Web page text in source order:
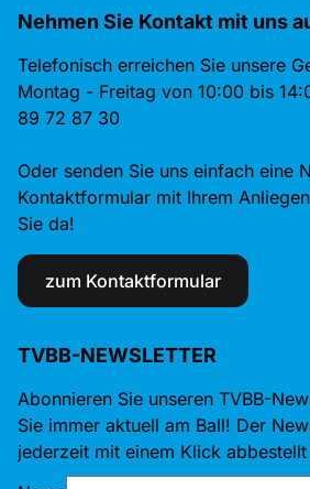
Nehmen Sie Kontakt mit uns
Telefonisch erreichen Sie unsere
Montag - Freitag von 10:00 bis
89 72 87 30
Oder senden Sie uns einfach eine
Kontaktformular mit Ihrem
Sie da!
zum Kontaktformular
TVBB-NEWSLETTER
Abonnieren Sie unseren TVBB-
Sie immer aktuell am Ball! Der
jederzeit mit einem Klick